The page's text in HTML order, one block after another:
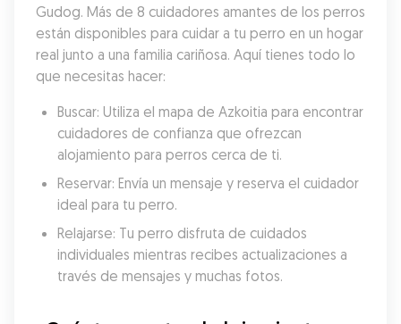
Gudog. Más de 8 cuidadores amantes de los perros
están disponibles para cuidar a tu perro en un hogar
real junto a una familia cariñosa. Aquí tienes todo lo
que necesitas hacer:
Buscar: Utiliza el mapa de Azkoitia para encontrar
cuidadores de confianza que ofrezcan
alojamiento para perros cerca de ti.
Reservar: Envía un mensaje y reserva el cuidador
ideal para tu perro.
Relajarse: Tu perro disfruta de cuidados
individuales mientras recibes actualizaciones a
través de mensajes y muchas fotos.